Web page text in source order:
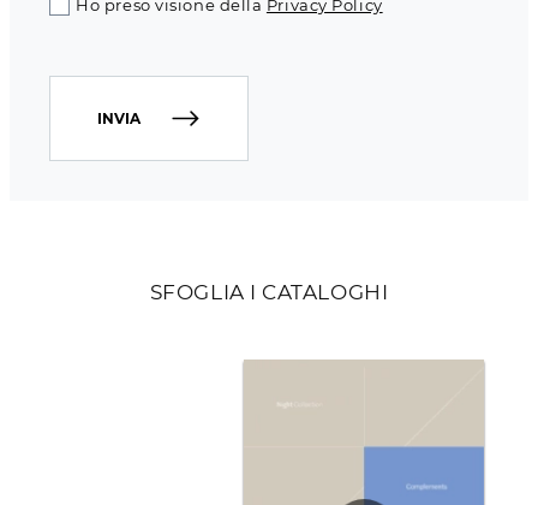
SFOGLIA I CATALOGHI
Ho preso visione della Privacy Policy
INVIA